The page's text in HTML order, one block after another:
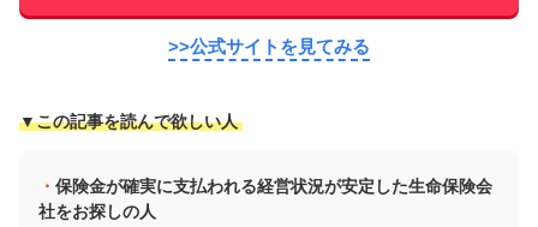
>>公式サイトを見てみる
▼この記事を読んで欲しい人
保険金が確実に支払われる経営状況が安定した生命保険会
社をお探しの人